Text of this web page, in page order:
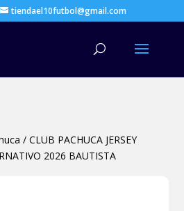
tiendael10futbol@gmail.com
/ CLUB PACHUCA JERSEY
2026 BAUTISTA